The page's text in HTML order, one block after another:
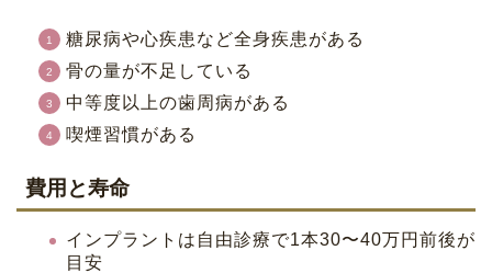
糖尿病や心疾患など全身疾患がある
骨の量が不足している
中等度以上の歯周病がある
喫煙習慣がある
費用と寿命
インプラントは自由診療で1本30〜40万円前後が
目安